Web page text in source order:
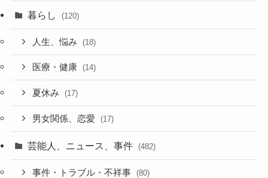
暮らし (120)
人生、悩み (18)
医療・健康 (14)
夏休み (17)
男女関係、恋愛 (17)
芸能人、ニュース、事件 (482)
事件・トラブル・不祥事 (80)